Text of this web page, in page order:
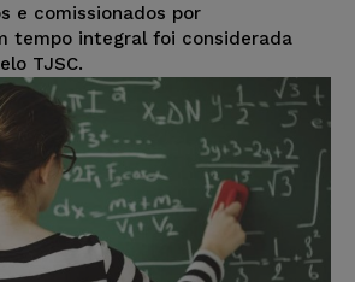
e comissionados por
tempo integral foi considerada
TJSC.